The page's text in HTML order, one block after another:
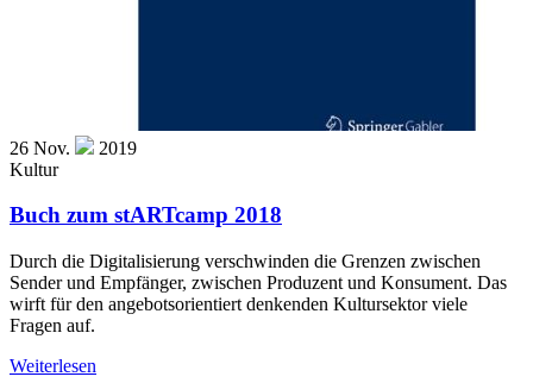
26 Nov.
2019
Kultur
Buch zum stARTcamp 2018
Durch die Digitalisierung verschwinden die Grenzen zwischen
Sender und Empfänger, zwischen Produzent und Konsument. Das
wirft für den angebotsorientiert denkenden Kultursektor viele
Fragen auf.
Weiterlesen